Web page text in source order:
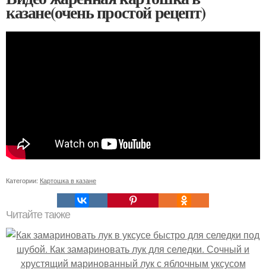
казане(очень простой рецепт)
Категории: Картошка в казане
Читайте также